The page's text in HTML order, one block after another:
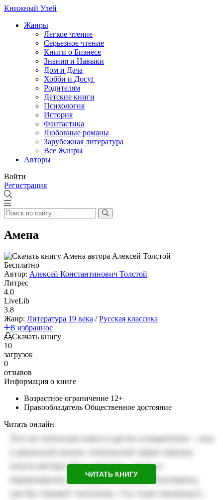
Книжный Улей
Жанры
Легкое чтение
Серьезное чтение
Книги о Бизнесе
Знания и Навыки
Дом и Дача
Хобби и Досуг
Родителям
Детские книги
Психология
История
Фантастика
Любовные романы
Зарубежная литература
Все Жанры
Авторы
Войти
Регистрация
Амена
Бесплатно
Автор: Алексей Константинович Толстой
Литрес
4.0
LiveLib
3.8
Жанр: Литература 19 века /Русская классика
В избранное
Скачать книгу
10
загрузок
0
отзывов
Информация о книге
Возрастное ограничение 12+
Правообладатель Общественное достояние
Читать онлайн
ЧИТАТЬ КНИГУ